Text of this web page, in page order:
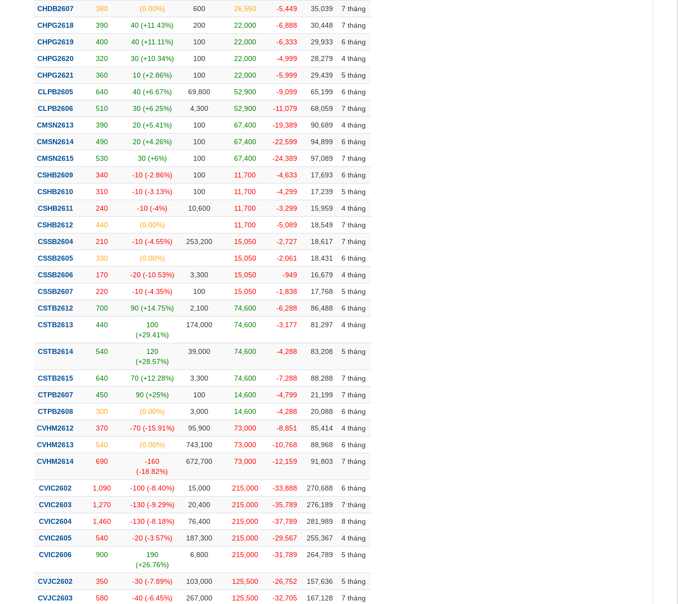
CHDB2607 380 (0.00%) 600 26,550 -5,449 35,039 7 tháng
CHPG2618 390 40 (+11.43%) 200 22,000 -6,888 30,448 7 tháng
CHPG2619 400 40 (+11.11%) 100 22,000 -6,333 29,933 6 tháng
CHPG2620 320 30 (+10.34%) 100 22,000 -4,999 28,279 4 tháng
CHPG2621 360 10 (+2.86%) 100 22,000 -5,999 29,439 5 tháng
CLPB2605 640 40 (+6.67%) 69,800 52,900 -9,099 65,199 6 tháng
CLPB2606 510 30 (+6.25%) 4,300 52,900 -11,079 68,059 7 tháng
CMSN2613 390 20 (+5.41%) 100 67,400 -19,389 90,689 4 tháng
CMSN2614 490 20 (+4.26%) 100 67,400 -22,599 94,899 6 tháng
CMSN2615 530 30 (+6%) 100 67,400 -24,389 97,089 7 tháng
CSHB2609 340 -10 (-2.86%) 100 11,700 -4,633 17,693 6 tháng
CSHB2610 310 -10 (-3.13%) 100 11,700 -4,299 17,239 5 tháng
CSHB2611 240 -10 (-4%) 10,600 11,700 -3,299 15,959 4 tháng
CSHB2612 440 (0.00%) 11,700 -5,089 18,549 7 tháng
CSSB2604 210 -10 (-4.55%) 253,200 15,050 -2,727 18,617 7 tháng
CSSB2605 330 (0.00%) 15,050 -2,061 18,431 6 tháng
CSSB2606 170 -20 (-10.53%) 3,300 15,050 -949 16,679 4 tháng
CSSB2607 220 -10 (-4.35%) 100 15,050 -1,838 17,768 5 tháng
CSTB2612 700 90 (+14.75%) 2,100 74,600 -6,288 86,488 6 tháng
CSTB2613 440
100
(+29.41%)
174,000 74,600 -3,177 81,297 4 tháng
CSTB2614 540
120
(+28.57%)
39,000 74,600 -4,288 83,208 5 tháng
CSTB2615 640 70 (+12.28%) 3,300 74,600 -7,288 88,288 7 tháng
CTPB2607 450 90 (+25%) 100 14,600 -4,799 21,199 7 tháng
CTPB2608 300 (0.00%) 3,000 14,600 -4,288 20,088 6 tháng
CVHM2612 370 -70 (-15.91%) 95,900 73,000 -8,851 85,414 4 tháng
CVHM2613 540 (0.00%) 743,100 73,000 -10,768 88,968 6 tháng
CVHM2614 690
-160
(-18.82%)
672,700 73,000 -12,159 91,803 7 tháng
CVIC2602 1,090 -100 (-8.40%) 15,000 215,000 -33,888 270,688 6 tháng
CVIC2603 1,270 -130 (-9.29%) 20,400 215,000 -35,789 276,189 7 tháng
CVIC2604 1,460 -130 (-8.18%) 76,400 215,000 -37,789 281,989 8 tháng
CVIC2605 540 -20 (-3.57%) 187,300 215,000 -29,567 255,367 4 tháng
CVIC2606 900
190
(+26.76%)
6,800 215,000 -31,789 264,789 5 tháng
CVJC2602 350 -30 (-7.89%) 103,000 125,500 -26,752 157,636 5 tháng
CVJC2603 580 -40 (-6.45%) 267,000 125,500 -32,705 167,128 7 tháng